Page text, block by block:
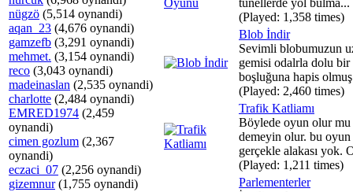
nügzö (5,514 oynandi)
aqan_23 (4,676 oynandi)
gamzefb (3,291 oynandi)
mehmet. (3,154 oynandi)
reco (3,043 oynandi)
madeinaslan (2,535 oynandi)
charlotte (2,484 oynandi)
EMRED1974 (2,459
oynandi)
cimen gozlum (2,367
oynandi)
eczaci_07 (2,256 oynandi)
gizemnur(1,755 oynandi)
tünellerde yol bulma...
(Played: 1,358 times)
Blob İndir
Sevimli blobumuzun
gemisi odalrla dolu bir
boşluğuna hapis olmuş
(Played: 2,460 times)
Trafik Katliamı
Böylede oyun olur mu
demeyin olur. bu
gerçekle alakası yok.
(Played: 1,211 times)
Parlementerler